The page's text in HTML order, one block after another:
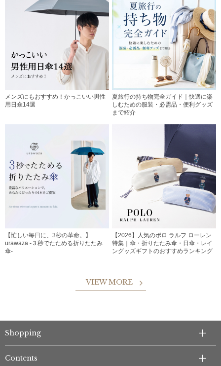
メンズにもおすすめ！かっこいい男性
用日傘14選
夏旅行の持ち物完全ガイド｜快適に楽
しむための服装・必需品・便利グッズ
まで紹介
【忙しい毎日に、3秒の革命。】
urawaza -３秒でたためる折りたたみ
傘-
【2026】人気のポロ ラルフ ローレン
特集｜傘・折りたたみ傘・日傘・レイ
ングッズギフトのおすすめランキング
VIEW MORE
Shopping
Contents